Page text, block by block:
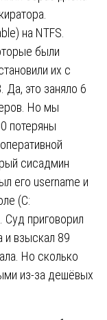
на NTFS.
были
их с
это заняло 6
Но мы
потеряны
сисадмин
его username и
(C:
приговорил
и взыскал 89
Но сколько
из-за дешёвых